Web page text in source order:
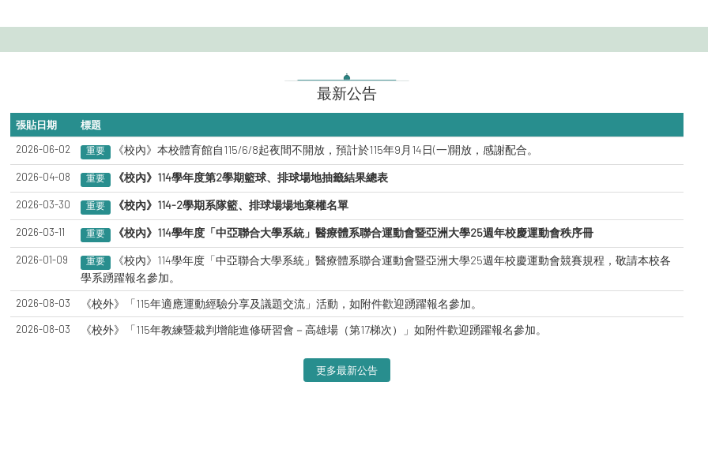
最新公告
張貼日期
標題
2026-06-02
重要 《校內》本校體育館自115/6/8起夜間不開放，預計於115年9月14日(一)開放，感謝配合。
2026-04-08 重要 《校內》114學年度第2學期籃球、排球場地抽籤結果總表
2026-03-30 重要 《校內》114-2學期系隊籃、排球場場地棄權名單
2026-03-11 重要 《校內》114學年度「中亞聯合大學系統」醫療體系聯合運動會暨亞洲大學25週年校慶運動會秩序冊
2026-01-09 重要
《校內》114學年度「中亞聯合大學系統」醫療體系聯合運動會暨亞洲大學25週年校慶運動會競賽規程，敬請本校各
學系踴躍報名參加。
2026-08-03 《校外》「115年適應運動經驗分享及議題交流」活動，如附件歡迎踴躍報名參加。
2026-08-03 《校外》「115年教練暨裁判增能進修研習會－高雄場（第17梯次）」如附件歡迎踴躍報名參加。
更多最新公告